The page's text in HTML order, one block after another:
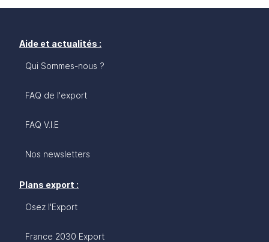
Aide et actualités :
Qui Sommes-nous ?
FAQ de l'export
FAQ V.I.E
Nos newsletters
Plans export :
Osez l'Export
France 2030 Export